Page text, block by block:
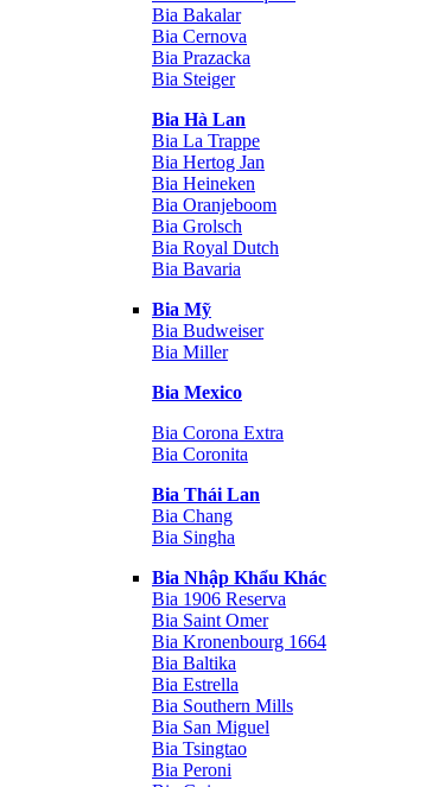
Bia Bakalar
Bia Cernova
Bia Prazacka
Bia Steiger
Bia Hà Lan
Bia La Trappe
Bia Hertog Jan
Bia Heineken
Bia Oranjeboom
Bia Grolsch
Bia Royal Dutch
Bia Bavaria
Bia Mỹ
Bia Budweiser
Bia Miller
Bia Mexico
Bia Corona Extra
Bia Coronita
Bia Thái Lan
Bia Chang
Bia Singha
Bia Nhập Khẩu Khác
Bia 1906 Reserva
Bia Saint Omer
Bia Kronenbourg 1664
Bia Baltika
Bia Estrella
Bia Southern Mills
Bia San Miguel
Bia Tsingtao
Bia Peroni